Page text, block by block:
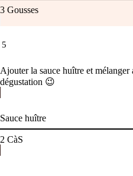
3 Gousses
5
Ajouter la sauce huître et
dégustation 😉
Sauce huître
2 CàS